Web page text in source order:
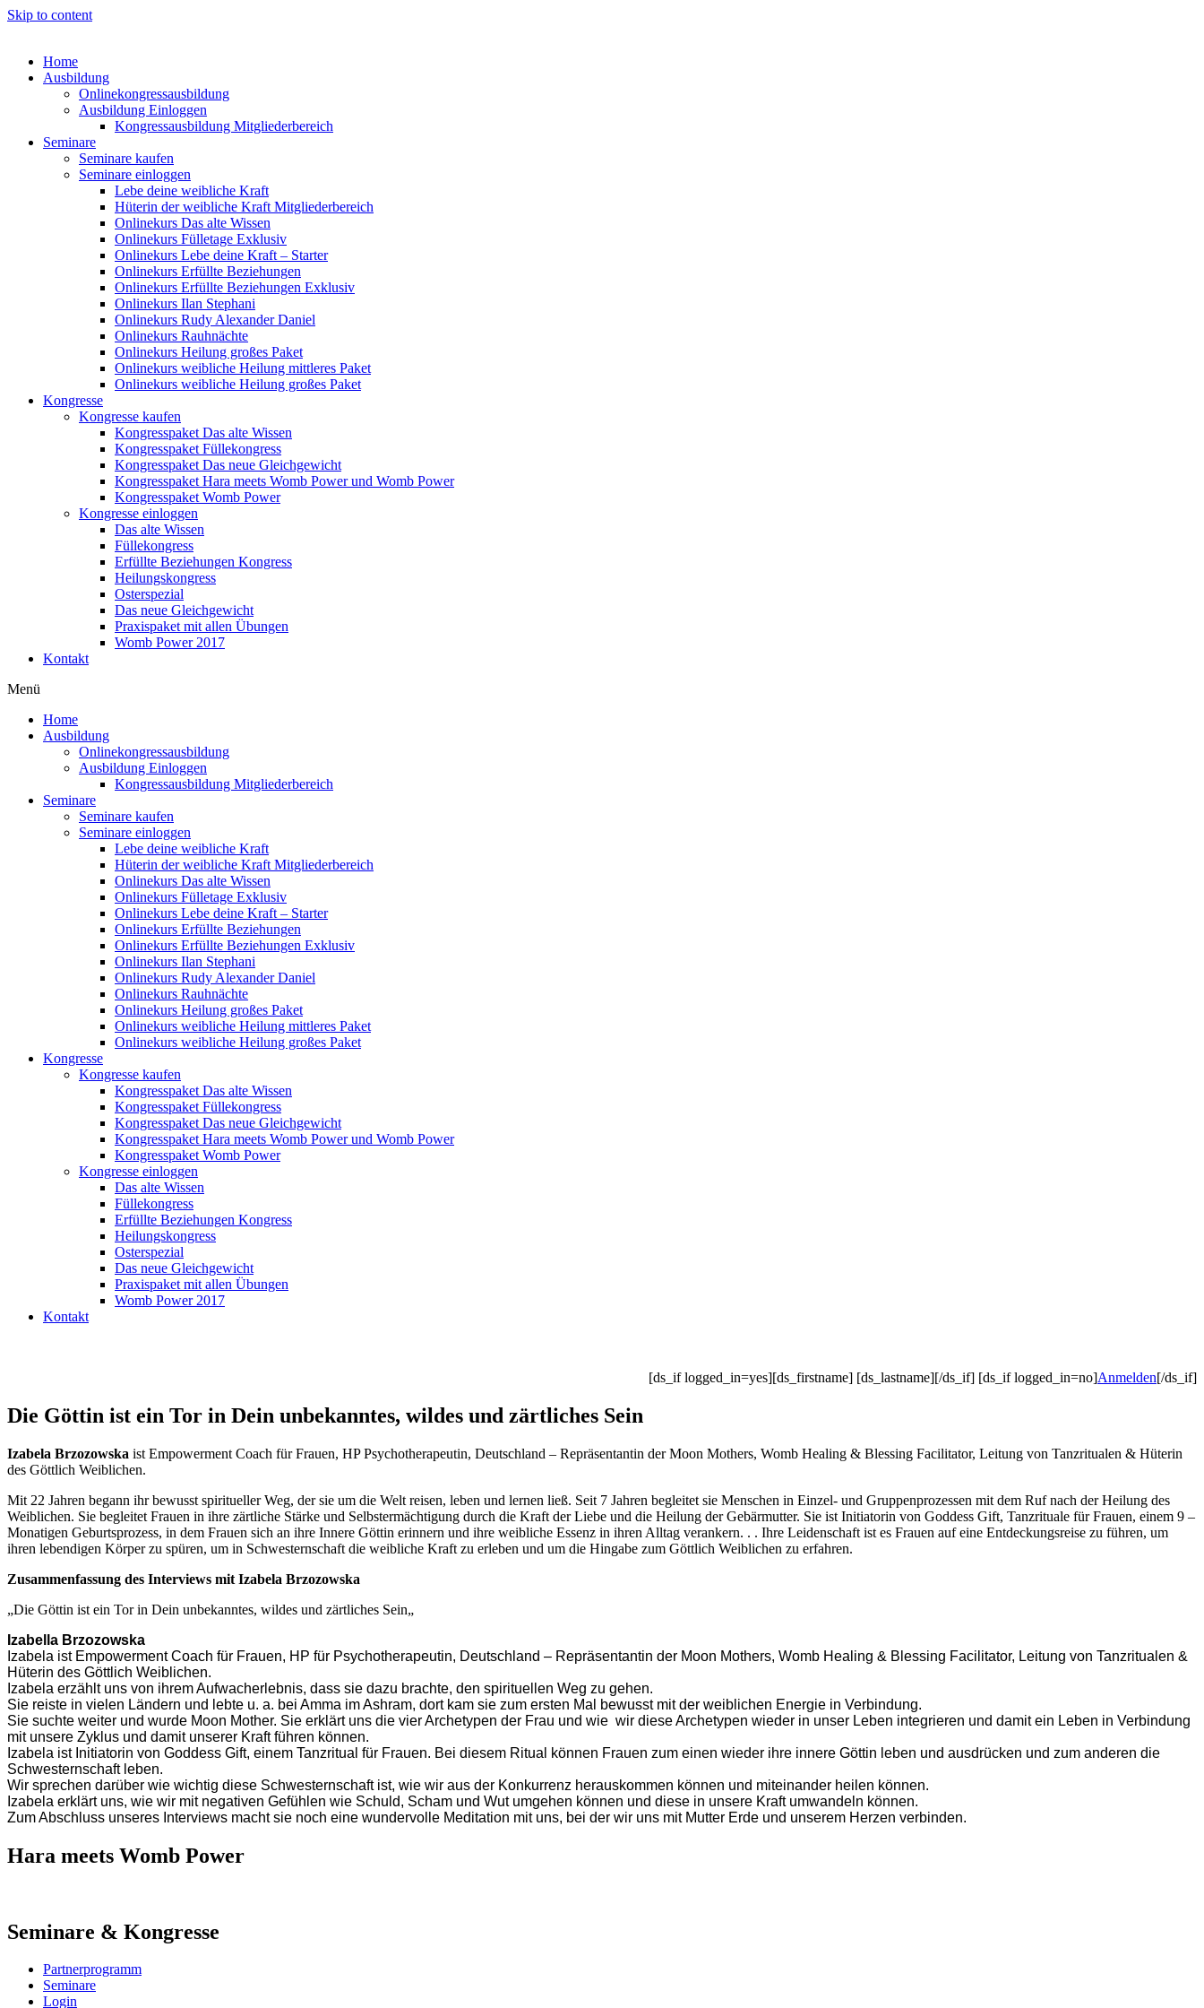
Skip to content
Home
Ausbildung
Onlinekongressausbildung
Ausbildung Einloggen
Kongressausbildung Mitgliederbereich
Seminare
Seminare kaufen
Seminare einloggen
Lebe deine weibliche Kraft
Hüterin der weibliche Kraft Mitgliederbereich
Onlinekurs Das alte Wissen
Onlinekurs Fülletage Exklusiv
Onlinekurs Lebe deine Kraft – Starter
Onlinekurs Erfüllte Beziehungen
Onlinekurs Erfüllte Beziehungen Exklusiv
Onlinekurs Ilan Stephani
Onlinekurs Rudy Alexander Daniel
Onlinekurs Rauhnächte
Onlinekurs Heilung großes Paket
Onlinekurs weibliche Heilung mittleres Paket
Onlinekurs weibliche Heilung großes Paket
Kongresse
Kongresse kaufen
Kongresspaket Das alte Wissen
Kongresspaket Füllekongress
Kongresspaket Das neue Gleichgewicht
Kongresspaket Hara meets Womb Power und Womb Power
Kongresspaket Womb Power
Kongresse einloggen
Das alte Wissen
Füllekongress
Erfüllte Beziehungen Kongress
Heilungskongress
Osterspezial
Das neue Gleichgewicht
Praxispaket mit allen Übungen
Womb Power 2017
Kontakt
Menü
Home
Ausbildung
Onlinekongressausbildung
Ausbildung Einloggen
Kongressausbildung Mitgliederbereich
Seminare
Seminare kaufen
Seminare einloggen
Lebe deine weibliche Kraft
Hüterin der weibliche Kraft Mitgliederbereich
Onlinekurs Das alte Wissen
Onlinekurs Fülletage Exklusiv
Onlinekurs Lebe deine Kraft – Starter
Onlinekurs Erfüllte Beziehungen
Onlinekurs Erfüllte Beziehungen Exklusiv
Onlinekurs Ilan Stephani
Onlinekurs Rudy Alexander Daniel
Onlinekurs Rauhnächte
Onlinekurs Heilung großes Paket
Onlinekurs weibliche Heilung mittleres Paket
Onlinekurs weibliche Heilung großes Paket
Kongresse
Kongresse kaufen
Kongresspaket Das alte Wissen
Kongresspaket Füllekongress
Kongresspaket Das neue Gleichgewicht
Kongresspaket Hara meets Womb Power und Womb Power
Kongresspaket Womb Power
Kongresse einloggen
Das alte Wissen
Füllekongress
Erfüllte Beziehungen Kongress
Heilungskongress
Osterspezial
Das neue Gleichgewicht
Praxispaket mit allen Übungen
Womb Power 2017
Kontakt
[ds_if logged_in=yes][ds_firstname] [ds_lastname][/ds_if] [ds_if logged_in=no]Anmelden[/ds_if]
Die Göttin ist ein Tor in Dein unbekanntes, wildes und zärtliches Sein
Izabela Brzozowska ist Empowerment Coach für Frauen, HP Psychotherapeutin, Deutschland – Repräsentantin der Moon Mothers, Womb Healing & Blessing Facilitator, Leitung von Tanzritualen & Hüterin
des Göttlich Weiblichen.
Mit 22 Jahren begann ihr bewusst spiritueller Weg, der sie um die Welt reisen, leben und lernen ließ. Seit 7 Jahren begleitet sie Menschen in Einzel- und Gruppenprozessen mit dem Ruf nach der Heilung des
Weiblichen. Sie begleitet Frauen in ihre zärtliche Stärke und Selbstermächtigung durch die Kraft der Liebe und die Heilung der Gebärmutter. Sie ist Initiatorin von Goddess Gift, Tanzrituale für Frauen, einem 9 –
Monatigen Geburtsprozess, in dem Frauen sich an ihre Innere Göttin erinnern und ihre weibliche Essenz in ihren Alltag verankern. . . Ihre Leidenschaft ist es Frauen auf eine Entdeckungsreise zu führen, um
ihren lebendigen Körper zu spüren, um in Schwesternschaft die weibliche Kraft zu erleben und um die Hingabe zum Göttlich Weiblichen zu erfahren.
Zusammenfassung des Interviews mit Izabela Brzozowska
„Die Göttin ist ein Tor in Dein unbekanntes, wildes und zärtliches Sein„
Izabella Brzozowska
Izabela ist Empowerment Coach für Frauen, HP für Psychotherapeutin, Deutschland – Repräsentantin der Moon Mothers, Womb Healing & Blessing Facilitator, Leitung von Tanzritualen &
Hüterin des Göttlich Weiblichen.
Izabela erzählt uns von ihrem Aufwacherlebnis, dass sie dazu brachte, den spirituellen Weg zu gehen.
Sie reiste in vielen Ländern und lebte u. a. bei Amma im Ashram, dort kam sie zum ersten Mal bewusst mit der weiblichen Energie in Verbindung.
Sie suchte weiter und wurde Moon Mother. Sie erklärt uns die vier Archetypen der Frau und wie wir diese Archetypen wieder in unser Leben integrieren und damit ein Leben in Verbindung
mit unsere Zyklus und damit unserer Kraft führen können.
Izabela ist Initiatorin von Goddess Gift, einem Tanzritual für Frauen. Bei diesem Ritual können Frauen zum einen wieder ihre innere Göttin leben und ausdrücken und zum anderen die
Schwesternschaft leben.
Wir sprechen darüber wie wichtig diese Schwesternschaft ist, wie wir aus der Konkurrenz herauskommen können und miteinander heilen können.
Izabela erklärt uns, wie wir mit negativen Gefühlen wie Schuld, Scham und Wut umgehen können und diese in unsere Kraft umwandeln können.
Zum Abschluss unseres Interviews macht sie noch eine wundervolle Meditation mit uns, bei der wir uns mit Mutter Erde und unserem Herzen verbinden.
Hara meets Womb Power
Seminare & Kongresse
Partnerprogramm
Seminare
Login